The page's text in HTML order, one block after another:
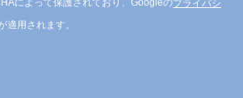
によって保護されており、Googleのプライバシ
適用されます。